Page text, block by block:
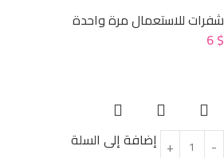
شفرات للاستعمال مرة واحدة
6$
إضافة إلى السلة